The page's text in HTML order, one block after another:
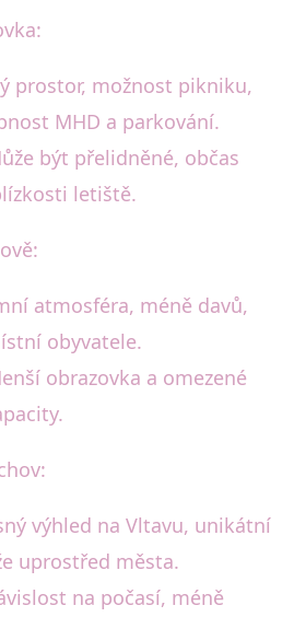
prostor, možnost pikniku,
MHD a parkování.
být přelidněné, občas
letiště.
atmosféra, méně davů,
obyvatele.
obrazovka a omezené
výhled na Vltavu, unikátní
uprostřed města.
na počasí, méně